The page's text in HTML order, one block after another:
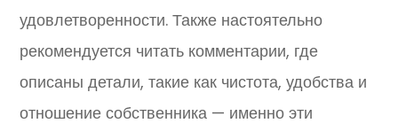
удовлетворенности. Также настоятельно
рекомендуется читать комментарии, где
описаны детали, такие как чистота, удобства и
отношение собственника — именно эти